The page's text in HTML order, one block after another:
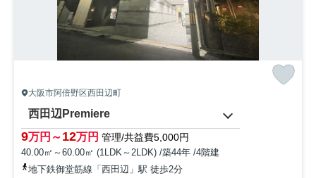
大阪市阿倍野区西田辺町
西田辺Premiere
9万円～12万円 管理/共益費5,000円
40.00㎡～60.00㎡ (1LDK～2LDK) /築44年 /4階建
地下鉄御堂筋線「西田辺」駅 徒歩2分